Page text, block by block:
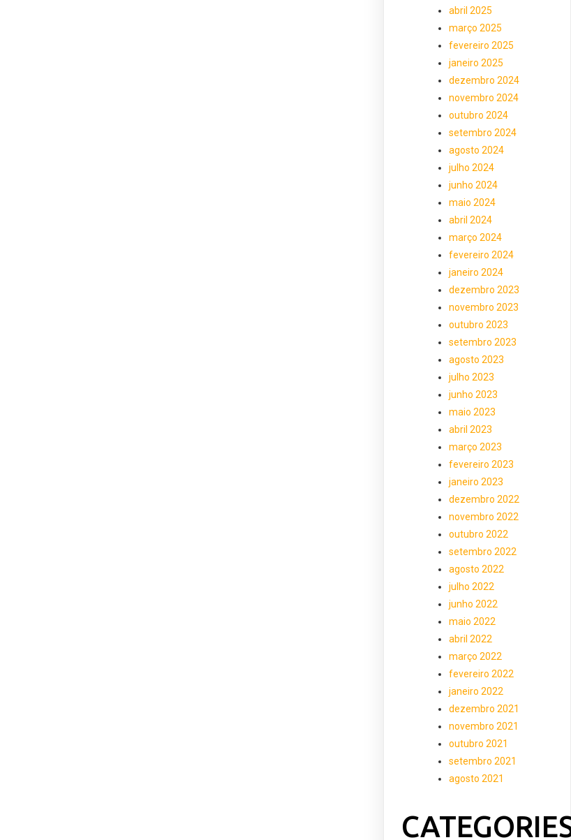
abril 2025
março 2025
fevereiro 2025
janeiro 2025
dezembro 2024
novembro 2024
outubro 2024
setembro 2024
agosto 2024
julho 2024
junho 2024
maio 2024
abril 2024
março 2024
fevereiro 2024
janeiro 2024
dezembro 2023
novembro 2023
outubro 2023
setembro 2023
agosto 2023
julho 2023
junho 2023
maio 2023
abril 2023
março 2023
fevereiro 2023
janeiro 2023
dezembro 2022
novembro 2022
outubro 2022
setembro 2022
agosto 2022
julho 2022
junho 2022
maio 2022
abril 2022
março 2022
fevereiro 2022
janeiro 2022
dezembro 2021
novembro 2021
outubro 2021
setembro 2021
agosto 2021